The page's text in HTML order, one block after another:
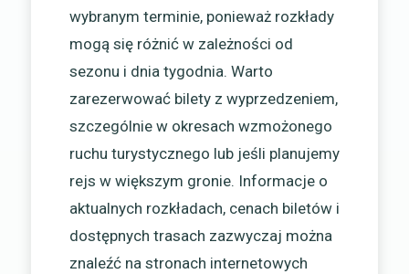
wybranym terminie, ponieważ rozkłady
mogą się różnić w zależności od
sezonu i dnia tygodnia. Warto
zarezerwować bilety z wyprzedzeniem,
szczególnie w okresach wzmożonego
ruchu turystycznego lub jeśli planujemy
rejs w większym gronie. Informacje o
aktualnych rozkładach, cenach biletów i
dostępnych trasach zazwyczaj można
znaleźć na stronach internetowych